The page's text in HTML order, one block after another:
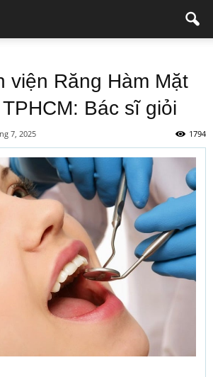
viện Răng Hàm Mặt
Bác sĩ giỏi
7, 2025 1794